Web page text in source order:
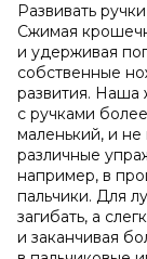
Развивать
Сжимая
и удерживая
собственные
развития. Наша
с ручками
маленький, и не
различные
например, в
пальчики. Для
загибать, а
и заканчивая